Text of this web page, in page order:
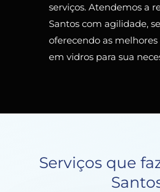
serviços. Atendemos a
Santos com agilidade,
oferecendo as melhores
em vidros para sua
Serviços que